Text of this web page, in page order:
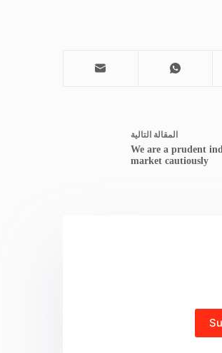
المقالة التالية
We are a prudent
market cautiously